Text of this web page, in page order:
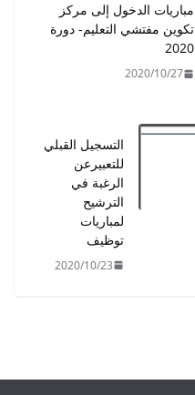
مباريات الدخول إلى مركز
تكوين مفتشي التعليم- دورة
2020
2020/10/27
التسجيل القبلي
للتعبيرعن
الرغبة في
الترشيح
لمباريات
توظيف
2020/10/23